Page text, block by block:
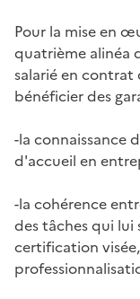
Pour la mise en
quatrième alinéa
salarié en
bénéficier des
-la connaissance
d'accueil en
-la cohérence
des tâches qui lui
certification